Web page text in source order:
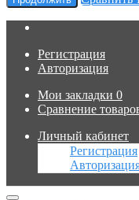
Регистрация
Авторизация
Мои закладки 0
Сравнение
Личный кабинет
Регистрация